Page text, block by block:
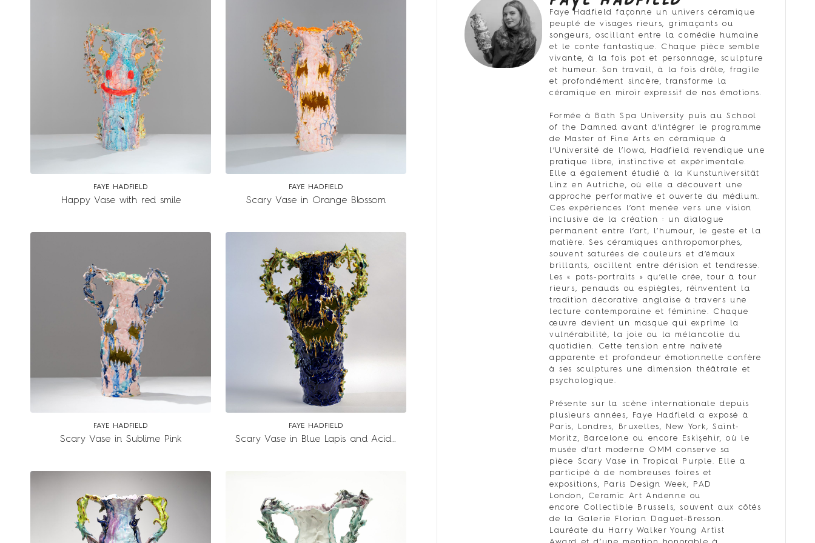
Faye Hadfield façonne un univers céramique
peuplé de visages rieurs, grimaçants ou
songeurs, oscillant entre la comédie humaine
et le conte fantastique. Chaque pièce semble
vivante, à la fois pot et personnage, sculpture
et humeur. Son travail, à la fois drôle, fragile
et profondément sincère, transforme la
céramique en miroir expressif de nos émotions.
Formée à Bath Spa University puis au School
of the Damned avant d’intégrer le programme
de Master of Fine Arts en céramique à
l’Université de l’Iowa, Hadfield revendique une
pratique libre, instinctive et expérimentale.
Elle a également étudié à la Kunstuniversität
Linz en Autriche, où elle a découvert une
approche performative et ouverte du médium.
Ces expériences l’ont menée vers une vision
inclusive de la création : un dialogue
permanent entre l’art, l’humour, le geste et la
matière. Ses céramiques anthropomorphes,
souvent saturées de couleurs et d’émaux
brillants, oscillent entre dérision et tendresse.
Les « pots-portraits » qu’elle crée, tour à tour
rieurs, penauds ou espiègles, réinventent la
tradition décorative anglaise à travers une
lecture contemporaine et féminine. Chaque
œuvre devient un masque qui exprime la
vulnérabilité, la joie ou la mélancolie du
quotidien. Cette tension entre naïveté
apparente et profondeur émotionnelle confère
à ses sculptures une dimension théâtrale et
psychologique.
Présente sur la scène internationale depuis
plusieurs années, Faye Hadfield a exposé à
Paris, Londres, Bruxelles, New York, Saint-
Moritz, Barcelone ou encore Eskişehir, où le
musée d’art moderne OMM conserve sa
pièce Scary Vase in Tropical Purple. Elle a
participé à de nombreuses foires et
expositions, Paris Design Week, PAD
London, Ceramic Art Andenne ou
encore Collectible Brussels, souvent aux côtés
de la Galerie Florian Daguet-Bresson.
Lauréate du Harry Walker Young Artist
FAYE HADFIELD
Happy Vase with red smile
FAYE HADFIELD
Scary Vase in Orange Blossom
FAYE HADFIELD
Scary Vase in Sublime Pink
FAYE HADFIELD
Scary Vase in Blue Lapis and Acid Green